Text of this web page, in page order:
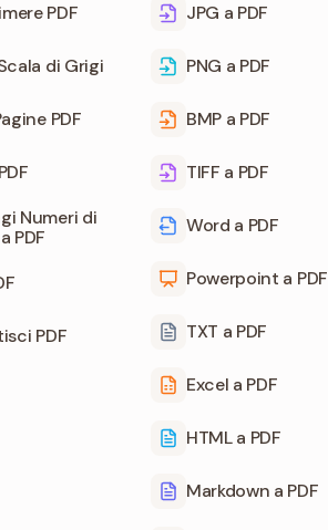
PDF
di Grigi
PDF
Numeri di
PDF
PDF
JPG a PDF
PNG a PDF
BMP a PDF
TIFF a PDF
Word a PDF
Powerpoint a PDF
TXT a PDF
Excel a PDF
HTML a PDF
Markdown a PDF